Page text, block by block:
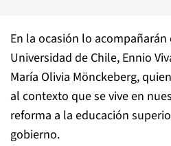
En la ocasión lo acompañarán
Universidad de Chile, Ennio
María Olivia Mönckeberg,
al contexto que se vive en
reforma a la educación
gobierno.